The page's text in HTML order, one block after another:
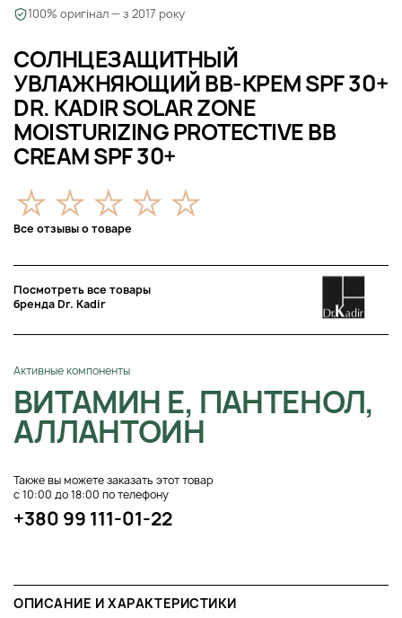
СОЛНЦЕЗАЩИТНЫЙ
УВЛАЖНЯЮЩИЙ BB-КРЕМ SPF 30+
DR. KADIR SOLAR ZONE
MOISTURIZING PROTECTIVE ВВ
CREAM SPF 30+
Все отзывы о товаре
Посмотреть все товары
бренда Dr. Kadir
Активные компоненты
ВИТАМИН Е, ПАНТЕНОЛ,
АЛЛАНТОИН
Также вы можете заказать этот товар
с 10:00 до 18:00 по телефону
+380 99 111-01-22
100% оригінал — з 2017 року
ОПИСАНИЕ И ХАРАКТЕРИСТИКИ